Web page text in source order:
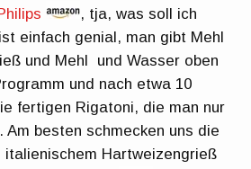
, tja, was soll ich
einfach genial, man gibt Mehl
und Mehl und Wasser oben
und nach etwa 10
fertigen Rigatoni, die man nur
Am besten schmecken uns die
italienischem Hartweizengrieß